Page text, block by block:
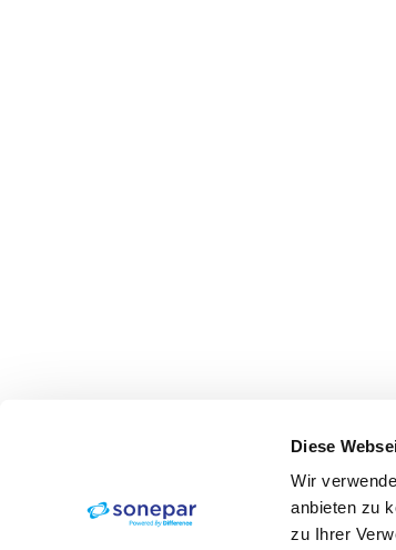
Diese
Wir
anbieten zu
zu Ihrer